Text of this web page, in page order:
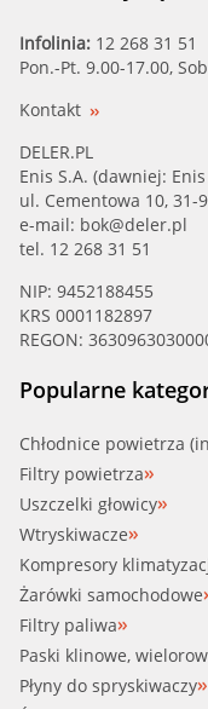
Infolinia: 12 268 31 51
Pon.-Pt. 9.00-17.00,
Kontakt
DELER.PL
Enis S.A. (dawniej:
ul. Cementowa 10, 31-
e-mail: bok@deler.pl
tel. 12 268 31 51
NIP: 9452188455
KRS 0001182897
REGON:
Popularne
Chłodnice powietrza
Filtry powietrza
Uszczelki głowicy
Wtryskiwacze
Kompresory
Żarówki samochodowe
Filtry paliwa
Paski klinowe,
Płyny do spryskiwaczy